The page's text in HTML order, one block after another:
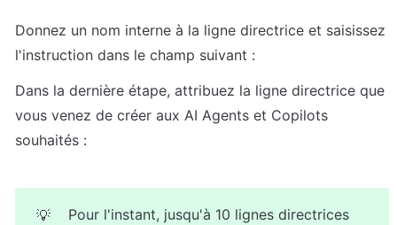
Donnez un nom interne à la ligne directrice et saisissez
Dans la dernière étape, attribuez la ligne directrice que
vous venez de créer aux AI Agents et Copilots
💡
Pour l'instant, jusqu'à 10 lignes directrices